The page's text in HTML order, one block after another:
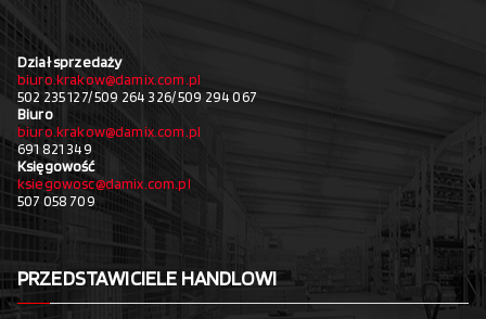
Dział sprzedaży
biuro.krakow@damix.com.pl
502 235 127/ 509 264 326/ 509 294 067
Biuro
biuro.krakow@damix.com.pl
691 821 349
Księgowość
ksiegowosc@damix.com.pl
507 058 709
PRZEDSTAWICIELE HANDLOWI